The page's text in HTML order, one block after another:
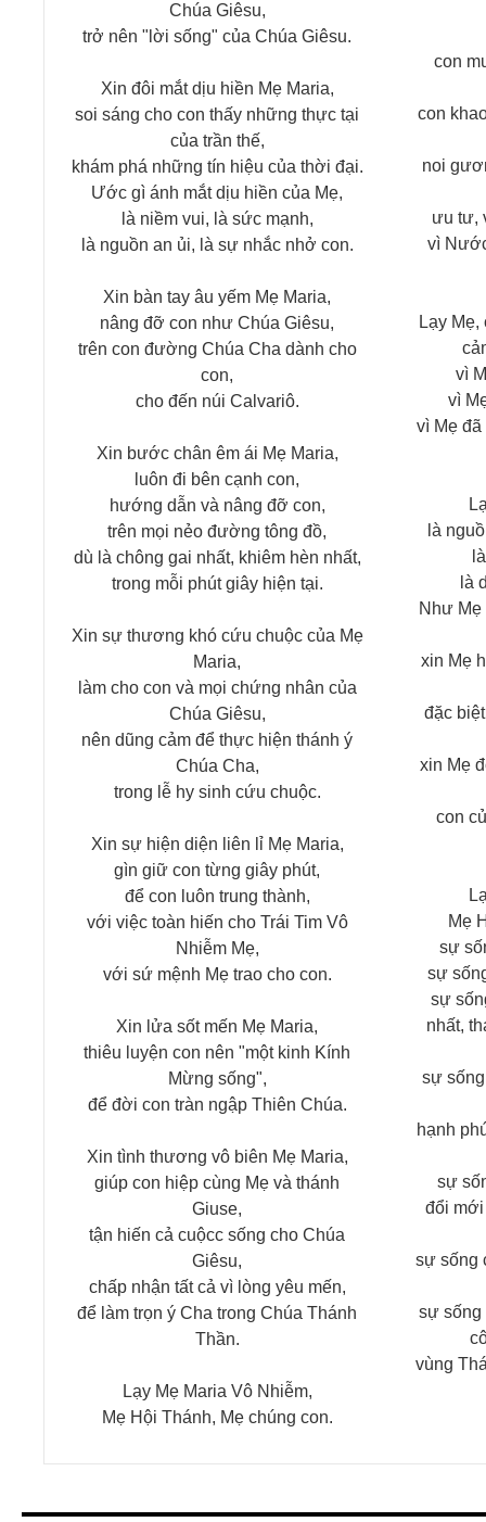
Chúa Giêsu,
trở nên "lời sống" của Chúa Giêsu.
Xin đôi mắt dịu hiền Mẹ Maria,
soi sáng cho con thấy những thực tại
của trần thế,
khám phá những tín hiệu của thời đại.
Ước gì ánh mắt dịu hiền của Mẹ,
là niềm vui, là sức mạnh,
là nguồn an ủi, là sự nhắc nhở con.
Xin bàn tay âu yếm Mẹ Maria,
nâng đỡ con như Chúa Giêsu,
trên con đường Chúa Cha dành cho
con,
cho đến núi Calvariô.
Xin bước chân êm ái Mẹ Maria,
luôn đi bên cạnh con,
hướng dẫn và nâng đỡ con,
trên mọi nẻo đường tông đồ,
dù là chông gai nhất, khiêm hèn nhất,
trong mỗi phút giây hiện tại.
Xin sự thương khó cứu chuộc của Mẹ
Maria,
làm cho con và mọi chứng nhân của
Chúa Giêsu,
nên dũng cảm để thực hiện thánh ý
Chúa Cha,
trong lễ hy sinh cứu chuộc.
Xin sự hiện diện liên lỉ Mẹ Maria,
gìn giữ con từng giây phút,
để con luôn trung thành,
với việc toàn hiến cho Trái Tim Vô
Nhiễm Mẹ,
với sứ mệnh Mẹ trao cho con.
Xin lửa sốt mến Mẹ Maria,
thiêu luyện con nên "một kinh Kính
Mừng sống",
để đời con tràn ngập Thiên Chúa.
Xin tình thương vô biên Mẹ Maria,
giúp con hiệp cùng Mẹ và thánh
Giuse,
tận hiến cả cuộcc sống cho Chúa
Giêsu,
chấp nhận tất cả vì lòng yêu mến,
để làm trọn ý Cha trong Chúa Thánh
Thần.
Lạy Mẹ Maria Vô Nhiễm,
Mẹ Hội Thánh, Mẹ chúng con.
con
con
noi
ưu tư,
vì
Lạy
vì
vì
vì Mẹ
là
là
Như
xin Mẹ
đặc
xin Mẹ
con
Mẹ
sự
sự
sự
nhất,
sự
hạnh
sự
đổi
sự sống
sự sống
vùng